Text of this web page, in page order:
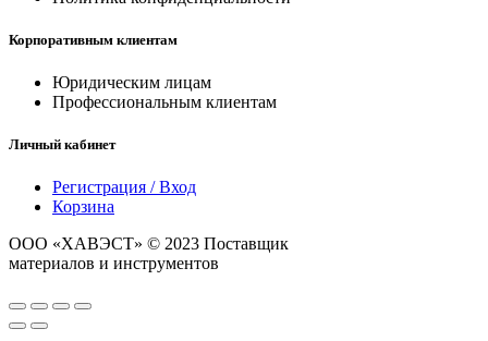
Корпоративным клиентам
Юридическим лицам
Профессиональным клиентам
Личный кабинет
Регистрация / Вход
Корзина
ООО «ХАВЭСТ» © 2023 Поставщик
материалов и инструментов